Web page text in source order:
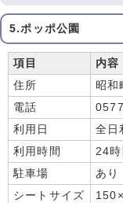
5.ポッポ公園
項目
内容
住所
昭和
電話
利用日
全日
利用時間
24時
駐車場
あり
シートサイズ